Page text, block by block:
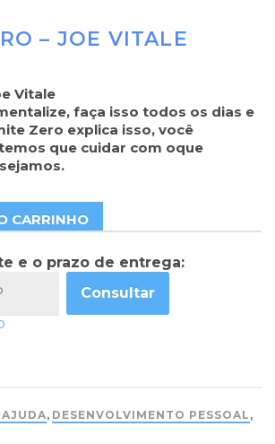
– JOE VITALE
Vitale
faça isso todos os dias e
Zero explica isso, você
que cuidar com oque
CARRINHO
e o prazo de entrega:
Consultar
, DESENVOLVIMENTO PESSOAL ,